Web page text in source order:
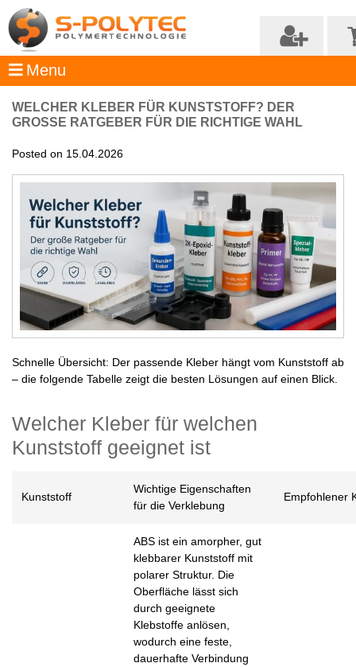
WELCHER KLEBER FÜR KUNSTSTOFF? DER
GROSSE RATGEBER FÜR DIE RICHTIGE WAHL
Posted on 15.04.2026
Schnelle Übersicht: Der passende Kleber hängt vom Kunststoff ab
– die folgende Tabelle zeigt die besten Lösungen auf einen Blick.
Welcher Kleber für welchen
Kunststoff geeignet ist
Kunststoff
Wichtige Eigenschaften
für die Verklebung
Empfohlener
ABS ist ein amorpher, gut
klebbarer Kunststoff mit
polarer Struktur. Die
Oberfläche lässt sich
durch geeignete
Klebstoffe anlösen,
wodurch eine feste,
dauerhafte Verbindung